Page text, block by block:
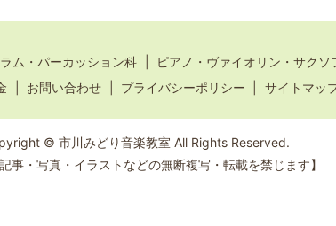
ラム・パーカッション科 ピアノ・ヴァイオリン・サクソ
お問い合わせ プライバシーポリシー サイトマッ
© 市川みどり音楽教室 All Rights Reserved.
記事・写真・イラストなどの無断複写・転載を禁じます】